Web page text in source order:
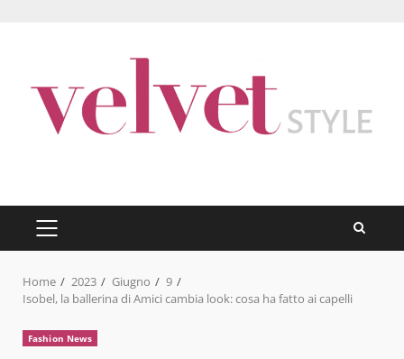
PRIMARY
MENU
Home 2023 Giugno
9
Isobel, la ballerina di Amici cambia look: cosa ha fatto ai capelli
Fashion News